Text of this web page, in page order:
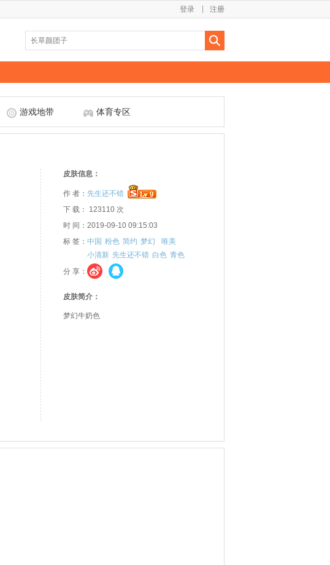
注册
登录
游戏地带 体育专区
皮肤信息：
作 者： 先生还不错
下 载： 123110 次
时 间：2019-09-10 09:15:03
标 签： 中国 粉色 简约 梦幻
唯美
小清新 先生还不错 白色 青色
分 享：
皮肤简介：
梦幻牛奶色